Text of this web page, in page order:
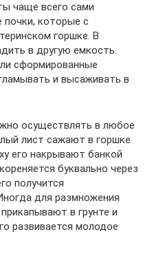
чаще всего сами
которые с
горшке. В
в другую емкость.
сформированные
и высаживать в
осуществлять в любое
лист сажают в горшке
его накрывают банкой
буквально через
получится
для размножения
в грунте и
развивается молодое